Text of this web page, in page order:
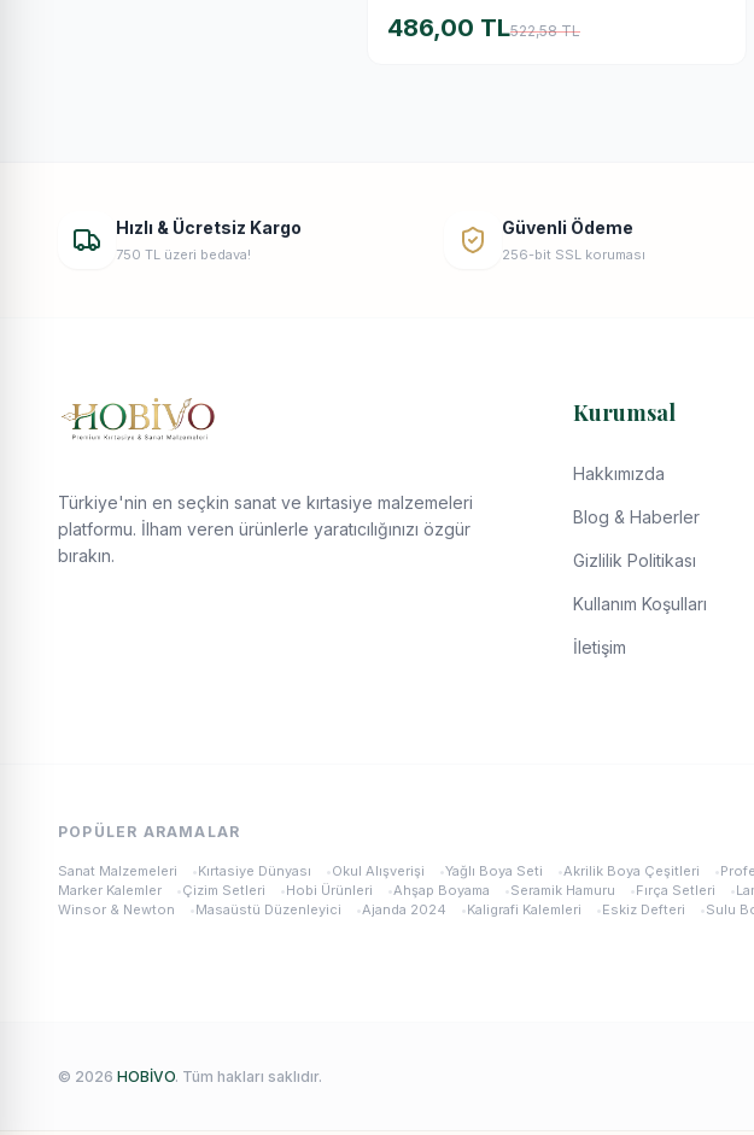
486,00 TL522,58 TL
Hızlı & Ücretsiz Kargo
750 TL üzeri bedava!
Güvenli Ödeme
256-bit SSL koruması
Türkiye'nin en seçkin sanat ve kırtasiye malzemeleri
platformu. İlham veren ürünlerle yaratıcılığınızı özgür
bırakın.
Kurumsal
Hakkımızda
Blog & Haberler
Gizlilik Politikası
Kullanım Koşulları
İletişim
POPÜLER ARAMALAR
Sanat Malzemeleri •Kırtasiye Dünyası •Okul Alışverişi •Yağlı Boya Seti •Akrilik Boya Çeşitleri •
Marker Kalemler
•Çizim Setleri •Hobi Ürünleri •Ahşap Boyama •Seramik Hamuru •Fırça Setleri •
Winsor & Newton
•Masaüstü Düzenleyici •Ajanda 2024 •Kaligrafi Kalemleri •Eskiz Defteri •Sulu
© 2026 HOBİVO. Tüm hakları saklıdır.